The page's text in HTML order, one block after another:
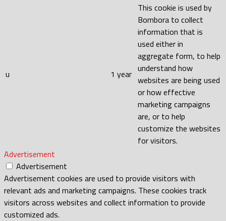
u 1 year
This cookie is used by
Bombora to collect
information that is
used either in
aggregate form, to help
understand how
websites are being used
or how effective
marketing campaigns
are, or to help
customize the websites
for visitors.
Advertisement
Advertisement
Advertisement cookies are used to provide visitors with
relevant ads and marketing campaigns. These cookies track
visitors across websites and collect information to provide
customized ads.